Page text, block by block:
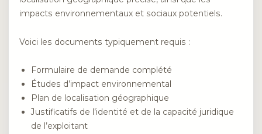
impacts environnementaux et sociaux potentiels.
Voici les documents typiquement requis :
Formulaire de demande complété
Études d’impact environnemental
Plan de localisation géographique
Justificatifs de l’identité et de la capacité juridique
de l’exploitant